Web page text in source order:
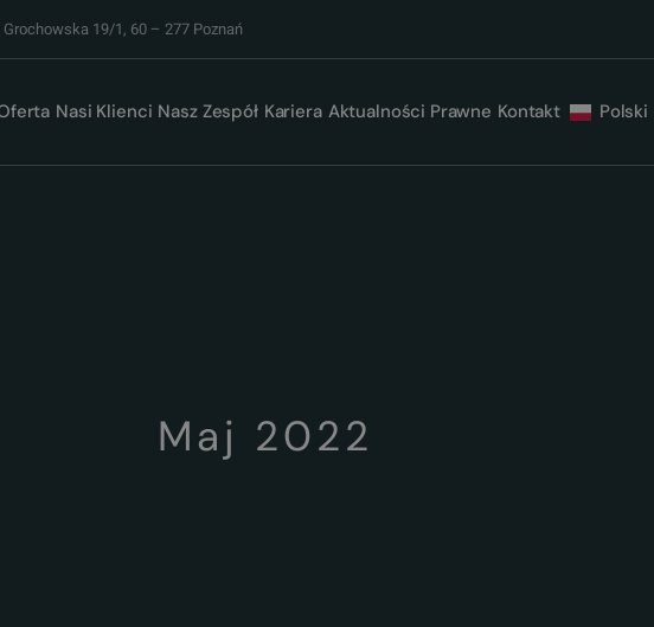
Grochowska 19/1, 60 – 277 Poznań
Nasi Klienci Nasz Zespół Kariera Aktualności Prawne Kontakt Polski
Maj 2022